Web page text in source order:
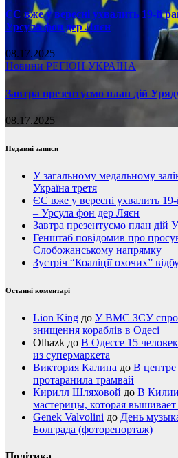
ЄС вже у вересні ухвалить 19-й
Урсула фон дер Ляєн
08.17.2025
Новини РЕГІОН УКРАЇНА
Завтра презентуємо план дій
08.17.2025
Недавні записи
У загальному медальному
Україна третя
ЄС вже у вересні ухвалить
– Урсула фон дер Ляєн
Завтра презентуємо план дій
Генштаб повідомив про
Слобожанському напрямку
Зустріч “Коаліції охочих”
Останні коментарі
Lion King до У ВМС ЗСУ
знищення кораблів в Одесі
Olhazk до В Одессе 15
из супермаркета
Виктория Калина до В
протаранила трамвай
Кирилл Шляховой до В Килии
мастерицы, которая вышивает
Genek Valvolini до День
Болграда (фоторепортаж)